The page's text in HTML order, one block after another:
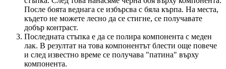
После боята веднага се избърсва с бяла кърпа. На места,
където не можете лесно да се стигне, се получавате
добър контраст.
Последната стъпка е да се полира компонента с меден
лак. В резултат на това компонентът блести още повече
и след известно време се получава "патина" върху
компонента.